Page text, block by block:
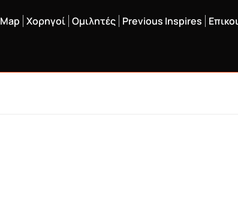
Map Χορηγοί Ομιλητές Previous Inspires